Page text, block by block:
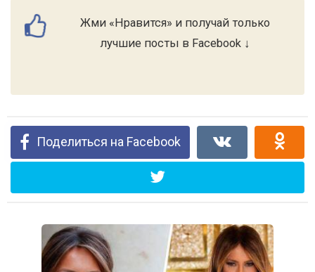
Жми «Нравится» и получай только
лучшие посты в Facebook ↓
Поделиться на Facebook